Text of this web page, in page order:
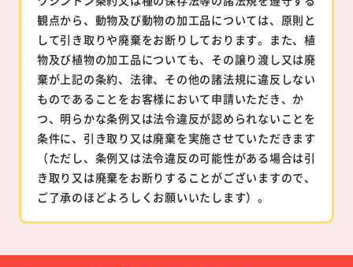
観点から、動物及び動物の加工品については、原則と
して引き取りや廃棄をお断りしております。また、植
物及び植物の加工品についても、その譲り渡し又は廃
棄が上記の条約、法律、その他の諸法規に違反しない
ものであることをお客様において申請いただき、か
つ、明らかな条例又は法令違反が認められないことを
条件に、引き取り又は廃棄を実施させていただきます
（ただし、条例又は法令違反の可能性がある場合は引
き取り又は廃棄をお断りすることがございますので、
ご了承のほどよろしくお願いいたします）。